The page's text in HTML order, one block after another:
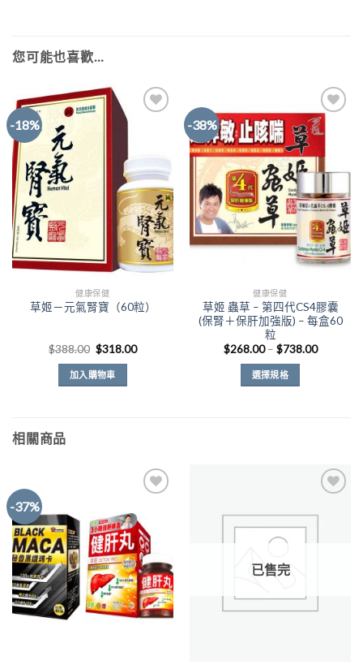
您可能也喜歡…
-18%
健康保健
草姬－元氣腎寶（60粒）
$388.00 原
始
價
格：
$388.00。
$318.00目
加入購物車
-38%
健康保健
草姬 蟲草 – 第四代CS4膠囊
(保腎＋保肝加強版) – 每盒60
粒
$268.00 – $738.00價
選擇規格
式。
可
在
產
頁
面
相關商品
-37%
Add to
Wishlist
Wishlist
已售完